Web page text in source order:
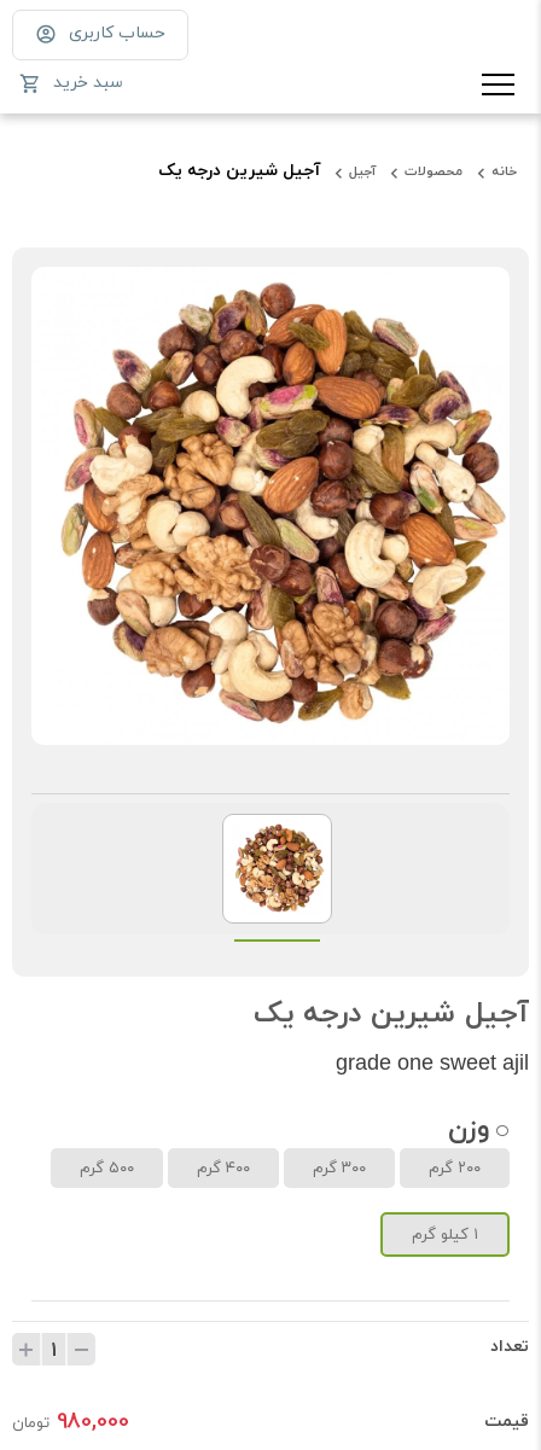
حساب کاربری
سبد خرید
خانه محصولات آجیل آجیل شیرین درجه یک
آجیل شیرین درجه یک
grade one sweet ajil
وزن
۲۰۰ گرم ۳۰۰ گرم ۴۰۰ گرم ۵۰۰ گرم
۱ کیلو گرم
تعداد
قیمت 980,000 تومان